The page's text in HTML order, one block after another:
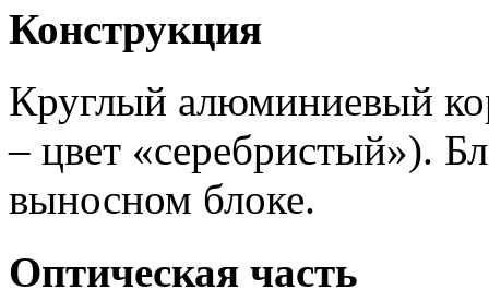
Конструкция
Круглый алюминиевый
– цвет «серебристый»).
выносном блоке.
Оптическая часть